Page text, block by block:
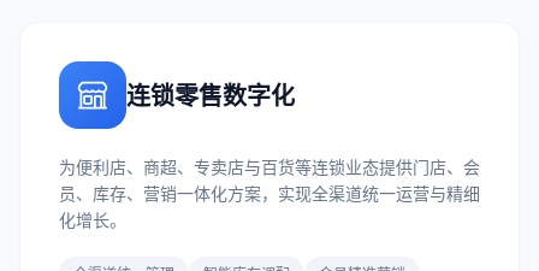
连锁零售数字化
为便利店、商超、专卖店与百货等连锁业态提供门店、会
员、库存、营销一体化方案，实现全渠道统一运营与精细
化增长。